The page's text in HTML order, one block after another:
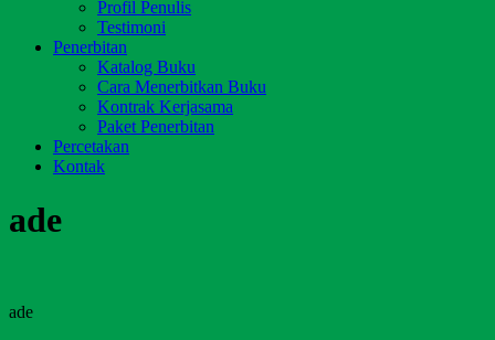
Profil Penulis
Testimoni
Penerbitan
Katalog Buku
Cara Menerbitkan Buku
Kontrak Kerjasama
Paket Penerbitan
Percetakan
Kontak
ade
ade